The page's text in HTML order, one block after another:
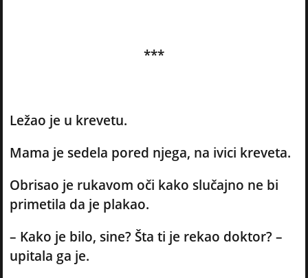
***
Ležao je u krevetu.
Mama je sedela pored njega, na ivici kreveta.
Obrisao je rukavom oči kako slučajno ne bi
primetila da je plakao.
– Kako je bilo, sine? Šta ti je rekao doktor? –
upitala ga je.